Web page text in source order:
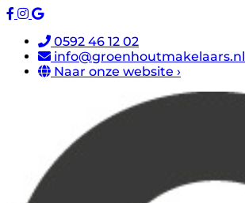
0592 46 12 02
info@groenhoutmakelaars.nl
Naar onze website ›